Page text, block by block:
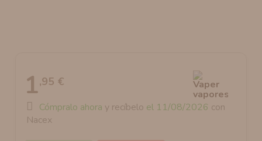
1,95 €
Cómpralo ahora y recíbelo el 11/08/2026 con
Nacex